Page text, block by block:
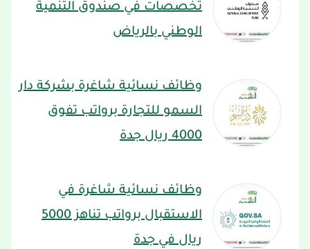
تخصصات في صندوق التنمية
الوطني بالرياض
وظائف نسائية شاغرة بشركة دار
السمو للتجارة برواتب تفوق
4000 ريال جدة
وظائف نسائية شاغرة في
الاستقبال برواتب تناهز 5000
ريال في جدة